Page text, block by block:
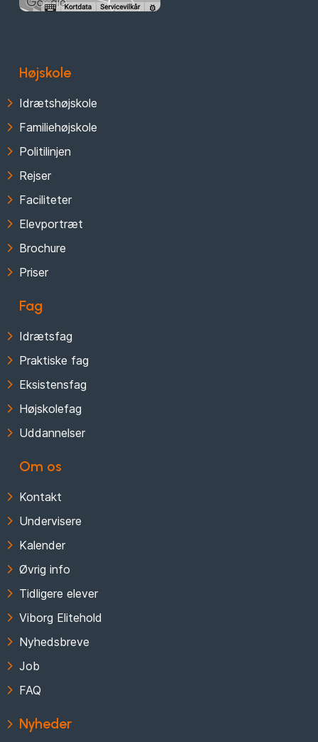
Højskole
Idrætshøjskole
Familiehøjskole
Politilinjen
Rejser
Faciliteter
Elevportræt
Brochure
Priser
Fag
Idrætsfag
Praktiske fag
Eksistensfag
Højskolefag
Uddannelser
Om os
Kontakt
Undervisere
Kalender
Øvrig info
Tidligere elever
Viborg Elitehold
Nyhedsbreve
Job
FAQ
Nyheder